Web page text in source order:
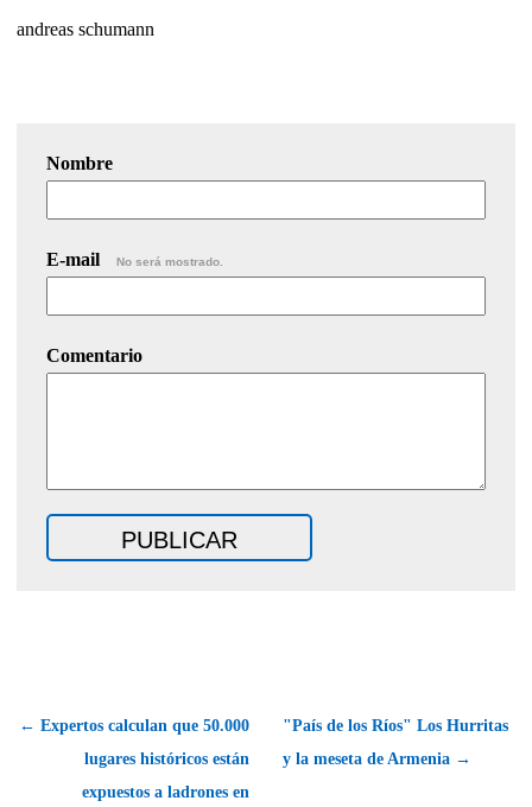
andreas schumann
Nombre
E-mail No será mostrado.
Comentario
← Expertos calculan que 50.000
lugares históricos están
expuestos a ladrones en
"País de los Ríos" Los Hurritas
y la meseta de Armenia →